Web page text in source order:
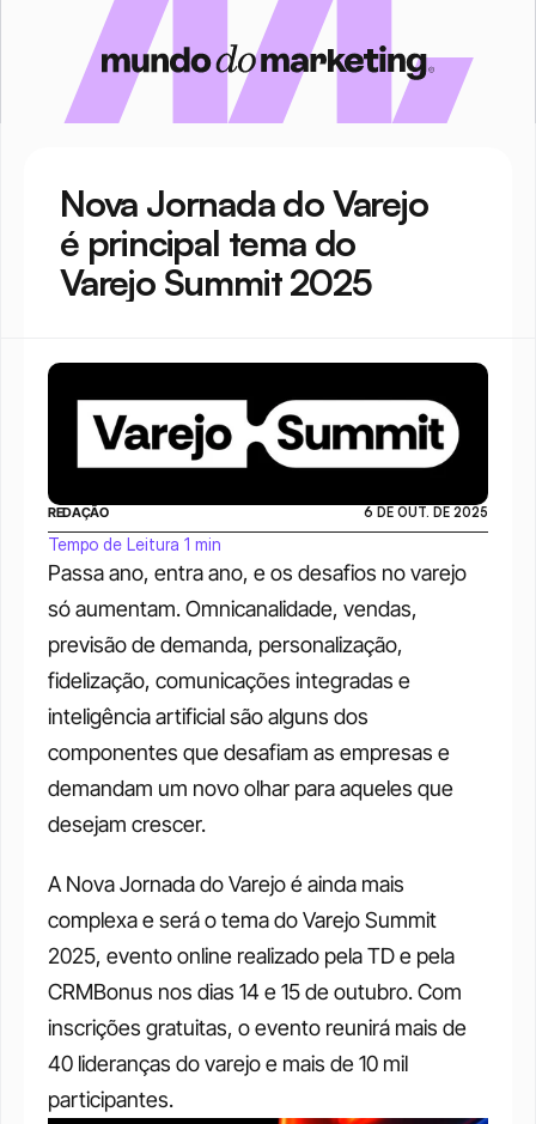
Nova Jornada do Varejo
é principal tema do
Varejo Summit 2025
Passa ano, entra ano, e os desafios no varejo
só aumentam. Omnicanalidade, vendas,
previsão de demanda, personalização,
fidelização, comunicações integradas e
inteligência artificial são alguns dos
componentes que desafiam as empresas e
demandam um novo olhar para aqueles que
desejam crescer.
A Nova Jornada do Varejo é ainda mais
complexa e será o tema do Varejo Summit
2025, evento online realizado pela TD e pela
CRMBonus nos dias 14 e 15 de outubro. Com
inscrições gratuitas, o evento reunirá mais de
40 lideranças do varejo e mais de 10 mil
participantes.
REDAÇÃO 6 DE OUT. DE 2025
Tempo de Leitura 1 min